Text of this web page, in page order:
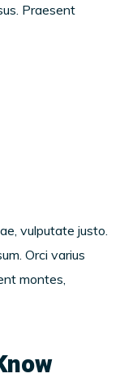
Praesent
vulputate justo.
Orci varius
montes,